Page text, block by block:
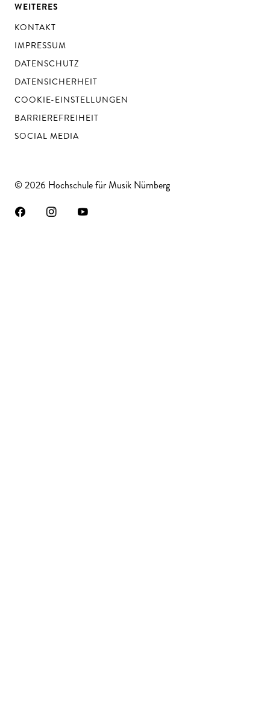
WEITERES
KONTAKT
IMPRESSUM
DATENSCHUTZ
DATENSICHERHEIT
COOKIE-EINSTELLUNGEN
BARRIEREFREIHEIT
SOCIAL MEDIA
© 2026 Hochschule für Musik Nürnberg